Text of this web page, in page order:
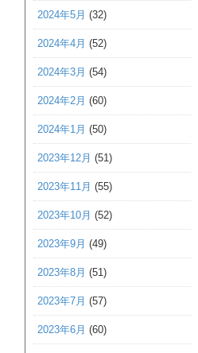
2024年5月 (32)
2024年4月 (52)
2024年3月 (54)
2024年2月 (60)
2024年1月 (50)
2023年12月 (51)
2023年11月 (55)
2023年10月 (52)
2023年9月 (49)
2023年8月 (51)
2023年7月 (57)
2023年6月 (60)